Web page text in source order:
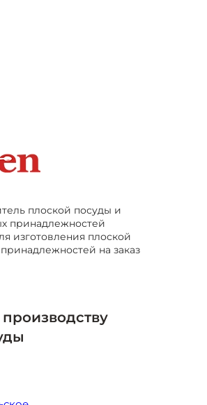
плоской посуды и
принадлежностей
изготовления плоской
на заказ